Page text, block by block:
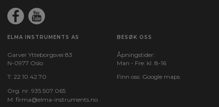
ELMA INSTRUMENTS AS
Garver Ytteborgsvei 83
N-0977 Oslo
T: 22 10 42 70
Org. nr. 935 507 065
M: firma@elma-instruments.no​
BESØK OSS
Åpningstider:
Man - Fre: kl. 8-16
Finn oss: Google maps